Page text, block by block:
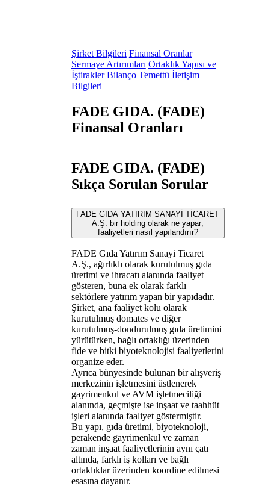
Şirket Bilgileri Finansal Oranlar
Sermaye Artırımları Ortaklık Yapısı ve
İştirakler Bilanço Temettü İletişim
Bilgileri
FADE GIDA. (FADE)
Finansal Oranları
FADE GIDA. (FADE)
Sıkça Sorulan Sorular
FADE GIDA YATIRIM SANAYİ TİCARET
A.Ş. bir holding olarak ne yapar;
faaliyetleri nasıl yapılandırır?
FADE Gıda Yatırım Sanayi Ticaret
A.Ş., ağırlıklı olarak kurutulmuş gıda
üretimi ve ihracatı alanında faaliyet
gösteren, buna ek olarak farklı
sektörlere yatırım yapan bir yapıdadır.
Şirket, ana faaliyet kolu olarak
kurutulmuş domates ve diğer
kurutulmuş-dondurulmuş gıda üretimini
yürütürken, bağlı ortaklığı üzerinden
fide ve bitki biyoteknolojisi faaliyetlerini
organize eder.
Ayrıca bünyesinde bulunan bir alışveriş
merkezinin işletmesini üstlenerek
gayrimenkul ve AVM işletmeciliği
alanında, geçmişte ise inşaat ve taahhüt
işleri alanında faaliyet göstermiştir.
Bu yapı, gıda üretimi, biyoteknoloji,
perakende gayrimenkul ve zaman
zaman inşaat faaliyetlerinin aynı çatı
altında, farklı iş kolları ve bağlı
ortaklıklar üzerinden koordine edilmesi
esasına dayanır.